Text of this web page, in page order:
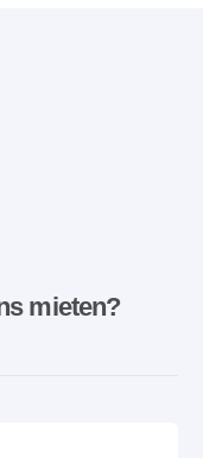
mieten?